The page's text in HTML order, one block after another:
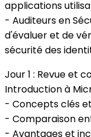
applications
- Auditeurs en
d'évaluer et de
sécurité des
Jour 1 : Revue et
Introduction à
- Concepts clés
- Comparaison
- Avantages et